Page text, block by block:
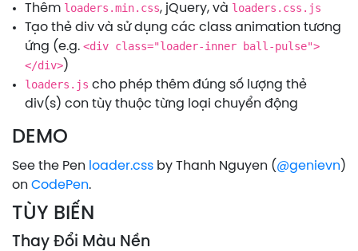
Thêm loaders.min.css, jQuery, và loaders.css.js
Tạo thẻ div và sử dụng các class animation tương
ứng (e.g. <div class="loader-inner ball-pulse">
</div>)
loaders.js cho phép thêm đúng số lượng thẻ
div(s) con tùy thuộc từng loại chuyển động
DEMO
See the Pen loader.css by Thanh Nguyen (@genievn)
on CodePen.
TÙY BIẾN
Thay Đổi Màu Nền